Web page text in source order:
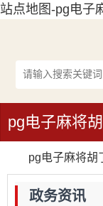
站点地图-pg电子
pg电子麻将
pg电子麻将胡
政务资讯